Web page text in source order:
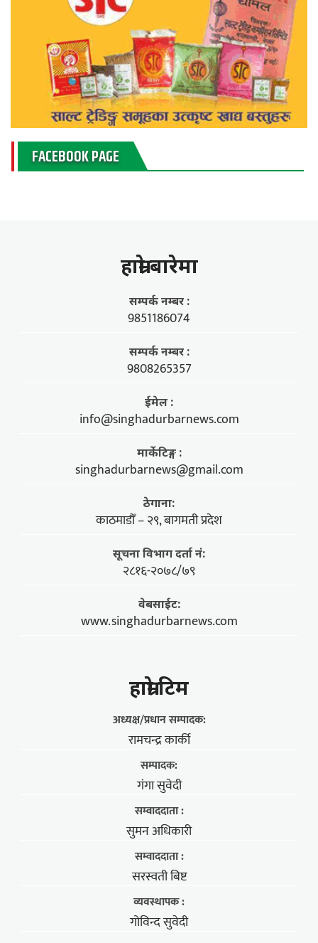
FACEBOOK PAGE
हाम्राे बारेमा
सम्पर्क नम्बर :
9851186074
सम्पर्क नम्बर :
9808265357
ईमेल :
info@singhadurbarnews.com
मार्केटिङ्ग :
singhadurbarnews@gmail.com
ठेगाना:
काठमाडौँ – २९, बागमती प्रदेश
सूचना विभाग दर्ता नं:
२८१६-२०७८/७९
वेबसाईट:
www.singhadurbarnews.com
हाम्राे टिम
अध्यक्ष/प्रधान सम्पादक:
रामचन्द्र कार्की
सम्पादक:
गंगा सुवेदी
सम्वाददाता :
सुमन अधिकारी
सम्वाददाता :
सरस्वती बिष्ट
व्यवस्थापक :
गोविन्द सुवेदी